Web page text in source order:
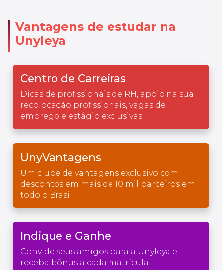
Vantagens de estudar na
Unyleya
Centro de Carreiras
Dicas de profissionais de RH, apoio na sua
recolocação profissionais, vagas de
emprego e estágio exclusivas.
UnyVantagens
Um clube de vantagens exclusivo com
descontos em mais de 10 mil parceiros em
todo o Brasil.
Indique e Ganhe
Convide seus amigos para a Unyleya e
receba bônus a cada matrícula.